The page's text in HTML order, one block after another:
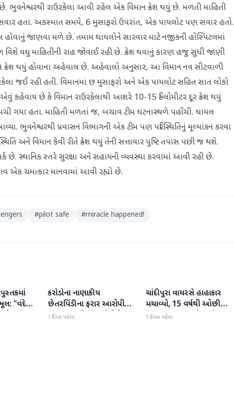
છે. ભુવનેશ્વરથી રાઉરકેલા આવી રહેલ એક વિમાન ક્રેશ થયું છે. મળતી માહિતી
હતા. અકસ્માત સમયે, 6 મુસાફરો ઉપરાંત, એક પાયલોટ પણ સવાર હતો.
જાણવા મળે છે. તમામ ઘાયલોને સારવાર માટે નજીકની હોસ્પિટલમાં
વિશે વધુ માહિતીની રાહ જોવાઈ રહી છે. ક્રેશ થવાનું કારણ હજુ સુધી જાણી
ક્રેશ થયું હોવાના અહેવાલ છે. અહેવાલો અનુસાર, આ વિમાન નવ સીટવાળી
જઈ રહી હતી. વિમાનમાં છ મુસાફરો અને એક પાયલોટ સહિત સાત લોકો
કહેવાય છે કે વિમાન રાઉરકેલાથી આશરે 10-15 કિલોમીટર દૂર ક્રેશ થયું
ગયા હતા. માહિતી મળતાં જ, બચાવ ટીમ ઘટનાસ્થળે પહોંચી. ઘાયલ
ભુવનેશ્વરથી પ્રવાસન વિભાગની એક ટીમ પણ પરિસ્થિતિનું મૂલ્યાંકન કરવા
અને વિમાન કેવી રીતે ક્રેશ થયું તેની સત્તાવાર પુષ્ટિ તપાસ પછી જ થશે.
સ્થાનિક સ્તરે સુરક્ષા અને સહાયની વ્યવસ્થા કરવામાં આવી રહી છે.
એક ચમત્કાર માનવામાં આવી રહ્યો છે.
#pilot safe #miracle happened!
"વંદે
અને
રાષ્ટ્રીય
કરોડોના નાણાકીય
છેતરપિંડીના ફરાર આરોપી
વિશાખા રાઠોડને યુએઈથી
1 દિવસ પહેલા
રાષ્ટ્રીય
ચાંદીપુરા વાયરસે હાહાકાર
મચાવ્યો, 15 વર્ષથી ઓછી
ઉંમરના 22 બાળકોના મોત
1 દિવસ પહેલા